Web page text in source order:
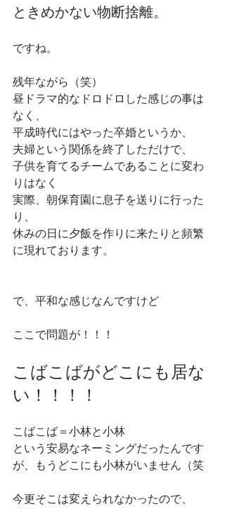
ときめかない物断捨離。
ですね。
残年ながら（笑）
昼ドラマ的なドロドロした感じの事は
なく、
平成時代にはやった卒婚というか、
夫婦という関係を終了しただけで、
子供を育てるチームであることに変わ
りはなく
実際、朝保育園に息子を送りに行った
り、
休みの日に夕飯を作りに来たりと頻繁
に現れております。
で、平和な感じなんですけど
ここで問題が！！！
こばこばがどこにも居な
い！！！！
こばこば＝小林と小林
という安易なネーミングだったんです
が、もうどこにも小林がいません（笑
今更そこは変えられなかったので、